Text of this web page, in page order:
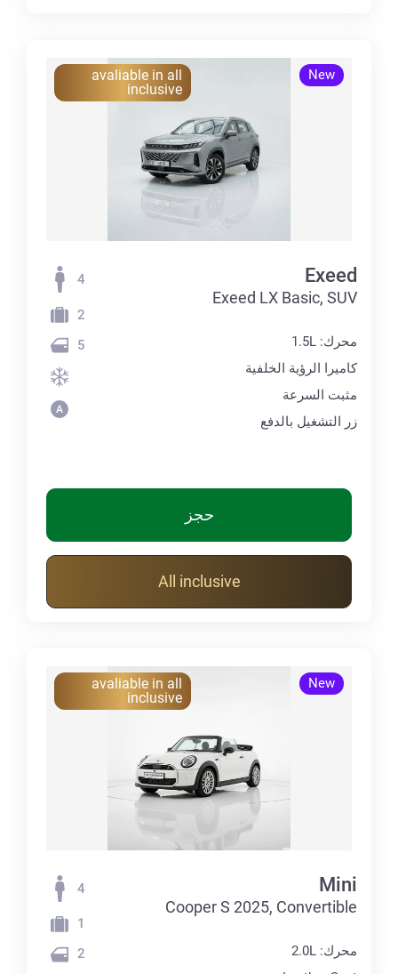
New
avaliable in all
inclusive
Exeed
Exeed LX Basic, SUV
محرك: 1.5L
كاميرا الرؤية الخلفية
مثبت السرعة
زر التشغيل بالدفع
4
2
5
حجز
All inclusive
New
avaliable in all
inclusive
Mini
Cooper S 2025, Convertible
محرك: 2.0L
4
1
2